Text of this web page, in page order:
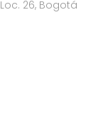
26, Bogotá